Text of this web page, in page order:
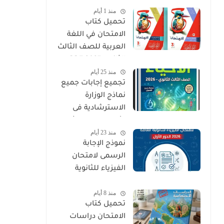
PDFمنذ 1 أيام
تحميل كتاب
الامتحان في اللغة
العربية للصف الثالث
كتاب الأسئلة
والتدريبات كامل
منذ 25 أيام
تجميع إجابات جميع
نماذج الوزارة
الاسترشادية فى
الثانوي 2026
منذ 23 أيام
نموذج الإجابة
الرسمى لامتحان
الفيزياء للثانوية
الأول
منذ 8 أيام
تحميل كتاب
الامتحان دراسات